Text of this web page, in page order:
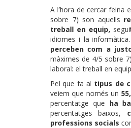
A l’hora de cercar feina
sobre 7) son aquells
treball en equip,
idiomes i la informàtica.
perceben com a
màximes de 4/5 sobre
laboral: el treball en
Pel que fa al tipus de
veiem que només un
percentatge que ha
percentatges baixos,
professions socials